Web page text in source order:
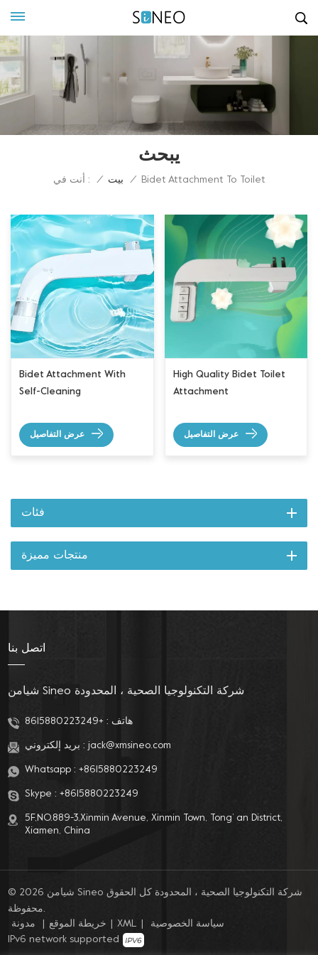
يبحث
أنت في : / بيت / Bidet Attachment To Toilet
Bidet Attachment With
Self-Cleaning
عرض التفاصيل
High Quality Bidet Toilet
Attachment
عرض التفاصيل
فئات
منتجات مميزة
اتصل بنا
شيامن Sineo شركة التكنولوجيا الصحية ، المحدودة
هاتف :+8615880223249
بريد إلكتروني : jack@xmsineo.com
Whatsapp : +8615880223249
Skype : +8615880223249
5F,NO.889-3,Xinmin Avenue, Xinmin Town, Tong’ an District,
Xiamen, China
© 2026 شيامن Sineo شركة التكنولوجيا الصحية ، المحدودة كل الحقوق
محفوظة.
مدونة
خريطة الموقع XML
سياسة الخصوصية
IPv6 network supported